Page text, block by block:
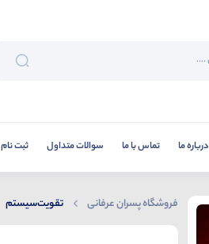
درباره ما تماس با ما سوالات متداول ثبت نام
فروشگاه پسران عرفانی تقویت‌سیستم‌